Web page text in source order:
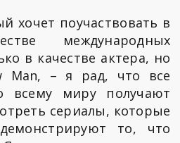
хочет поучаствовать в
международных
в качестве актера, но
Man, – я рад, что все
всему миру получают
сериалы, которые
то, что